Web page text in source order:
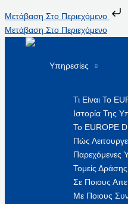
Μετάβαση Στο Περιεχόμενο
Μετάβαση Στο Περιεχόμενο
Υπηρεσίες
Τι Είναι Το
Ιστορία Της
Το EUROPE
Πώς
Παρεχόμενες
Τομείς
Σε Ποιους
Με Ποιους